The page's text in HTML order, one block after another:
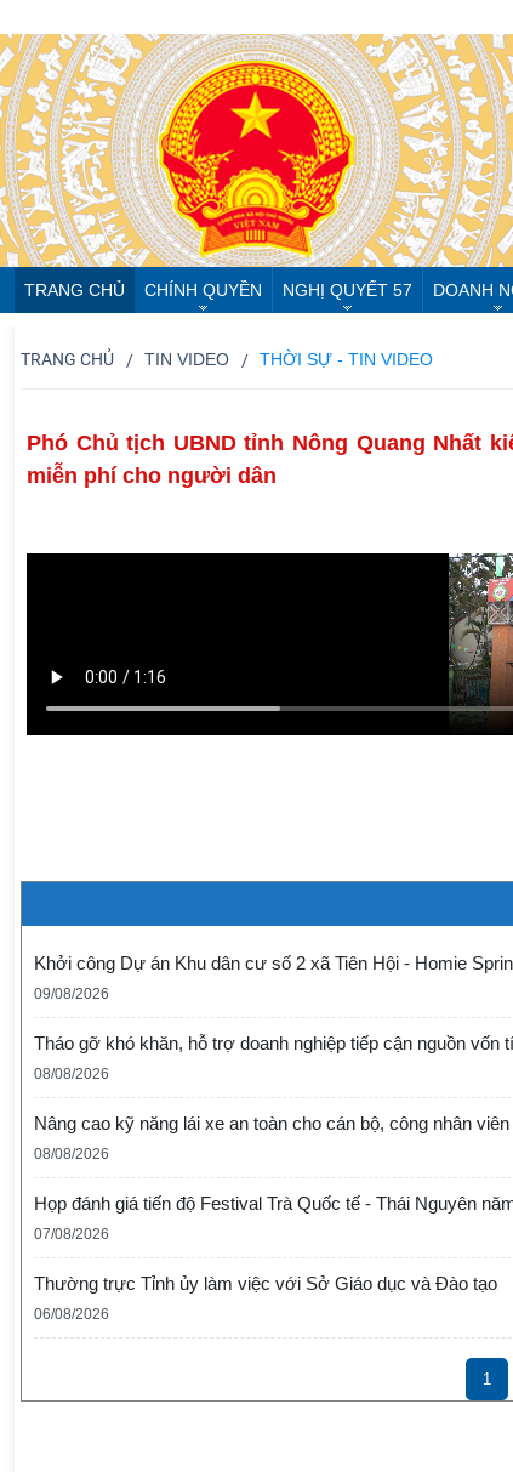
TRANG CHỦ CHÍNH QUYỀN NGHỊ QUYẾT 57 DOANH
TRANG CHỦ TIN VIDEO THỜI SỰ - TIN VIDEO
Phó Chủ tịch UBND tỉnh Nông Quang Nhất
miễn phí cho người dân
Khởi công Dự án Khu dân cư số 2 xã Tiên Hội - Homie
09/08/2026
Tháo gỡ khó khăn, hỗ trợ doanh nghiệp tiếp cận nguồn vốn
08/08/2026
Nâng cao kỹ năng lái xe an toàn cho cán bộ, công nhân
08/08/2026
Họp đánh giá tiến độ Festival Trà Quốc tế - Thái Nguyên
07/08/2026
Thường trực Tỉnh ủy làm việc với Sở Giáo dục và Đào tạo
06/08/2026
1